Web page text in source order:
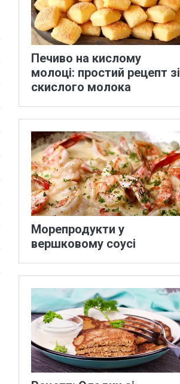
Печиво на кислому
молоці: простий рецепт зі
скислого молока
Морепродукти у
вершковому соусі